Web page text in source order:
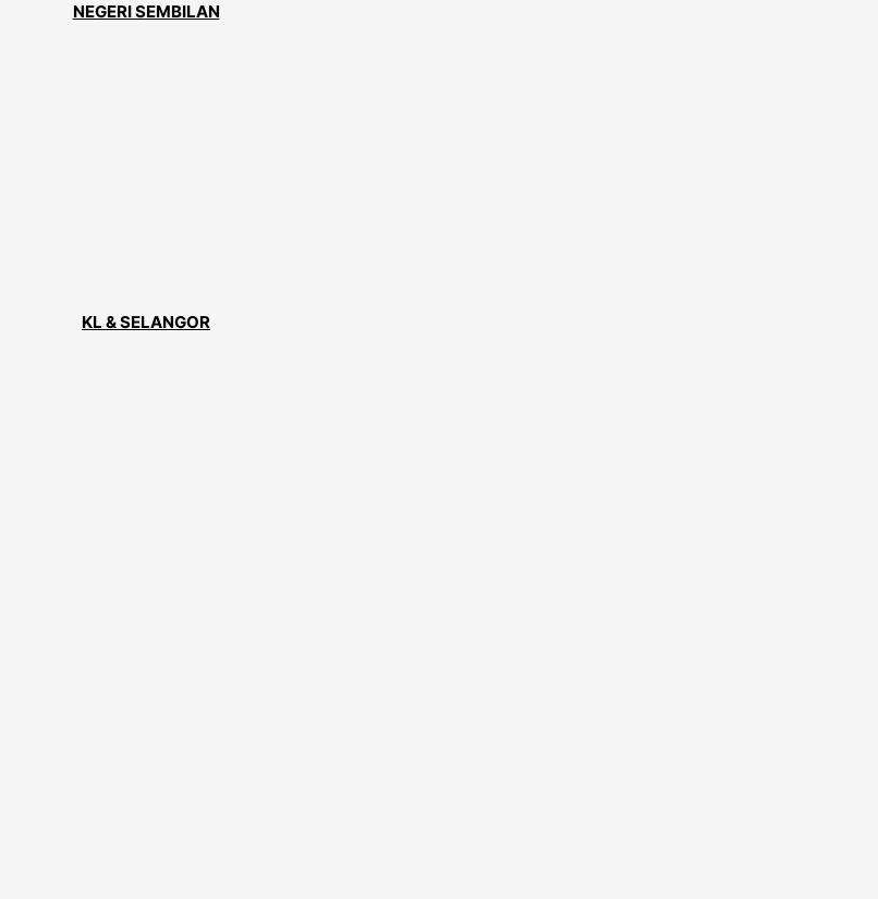
NEGERI SEMBILAN
KL & SELANGOR